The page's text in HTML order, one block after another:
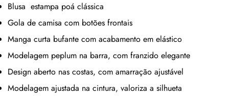
Blusa estampa poá clássica
Gola de camisa com botões frontais
Manga curta bufante com acabamento em elástico
Modelagem peplum na barra, com franzido elegante
Design aberto nas costas, com amarração ajustável
Modelagem ajustada na cintura, valoriza a silhueta